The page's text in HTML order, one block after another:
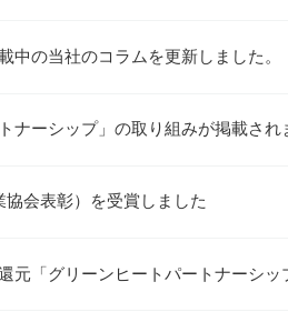
中の当社のコラムを更新しました。
ナーシップ」の取り組みが掲載され
会表彰）を受賞しました
元「グリーンヒートパートナーシッ